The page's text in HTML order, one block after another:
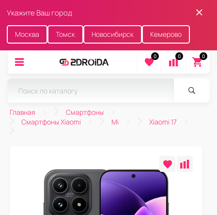
Укажите Ваш город
Москва Томск Новосибирск Кемерово
0 0 0
Главная
Смартфоны
Смартфоны Xiaomi
Mi Xiaomi 17